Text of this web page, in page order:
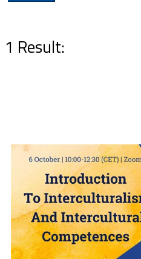
1 Result: